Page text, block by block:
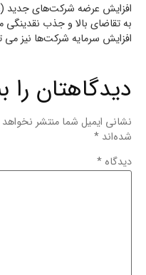
افزایش عرضه شرکت‌های جدید (
به تقاضای بالا و جذب
افزایش سرمایه شرکت‌ها نیز می
دیدگاهتان را
نشانی ایمیل شما منتشر
شده‌اند *
دیدگاه *